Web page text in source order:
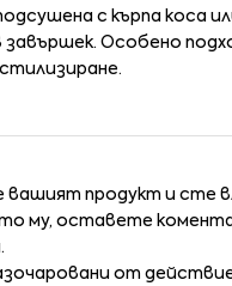
с кърпа коса
завършек. Особено
вашият продукт и сте
му, оставете
от